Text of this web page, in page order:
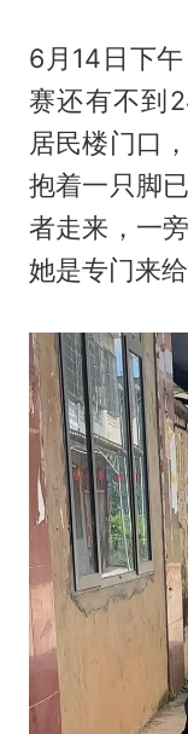
6月14日下
赛还有不到
居民楼门口
抱着一只脚
者走来，一
她是专门来